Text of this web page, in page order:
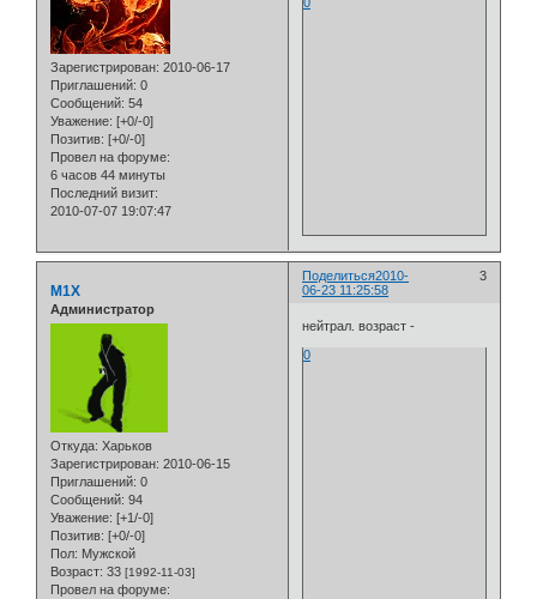
Зарегистрирован: 2010-06-17
Приглашений: 0
Сообщений: 54
Уважение: [+0/-0]
Позитив: [+0/-0]
Провел на форуме:
6 часов 44 минуты
Последний визит:
2010-07-07 19:07:47
Поделиться 3
2010-
06-23 11:25:58
M1X
Администратор
Откуда: Харьков
Зарегистрирован: 2010-06-15
Приглашений: 0
Сообщений: 94
Уважение: [+1/-0]
Позитив: [+0/-0]
Пол: Мужской
Возраст: 33 [1992-11-03]
Провел на форуме:
нейтрал. возраст -
0